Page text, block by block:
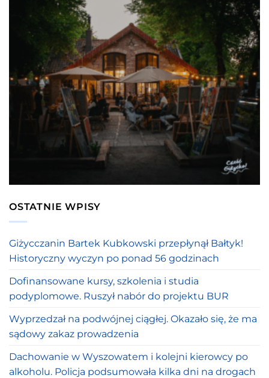
OSTATNIE WPISY
Giżycczanin Bartek Kubkowski przepłynął Bałtyk!
Historyczny wyczyn po ponad 56 godzinach
Dofinansowane kursy, szkolenia i studia
podyplomowe. Ruszył nabór do projektu BUR
Wyprzedzał na podwójnej ciągłej. Okazało się, że ma
sądowy zakaz prowadzenia
Dachowanie w Wyszowatem i kolejni kierowcy po
alkoholu. Policja podsumowała kilka dni na drogach